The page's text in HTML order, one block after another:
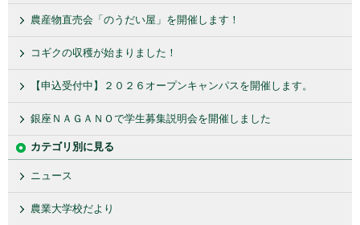
農産物直売会「のうだい屋」を開催します！
コギクの収穫が始まりました！
【申込受付中】２０２６オープンキャンパスを開催します。
銀座ＮＡＧＡＮＯで学生募集説明会を開催しました
カテゴリ別に見る
ニュース
農業大学校だより